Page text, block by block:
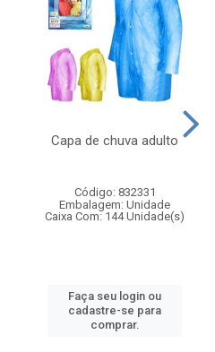
Capa de chuva adulto
Código: 832331
Embalagem: Unidade
Caixa Com: 144 Unidade(s)
Faça seu login ou
cadastre-se para
comprar.